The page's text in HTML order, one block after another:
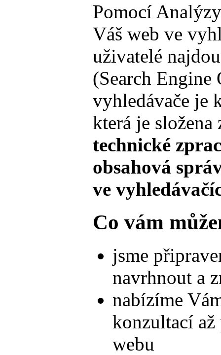
Pomocí
Váš web ve
uživatelé
(Search
vyhledávače je
která je
technické
obsahová
ve
Co vám
jsme
navrhnout a
nabízíme
konzultací až
webu